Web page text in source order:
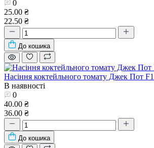
0
25.00 ₴
22.50 ₴
До кошика
Насіння коктейльного томату Джек Пот
В наявності
0
40.00 ₴
36.00 ₴
До кошика